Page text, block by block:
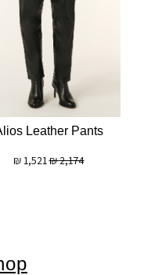
Leather Pants
2,174
₪
1,521
₪